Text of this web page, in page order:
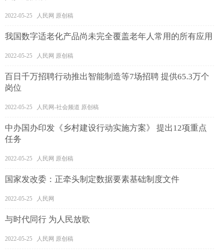
2022-05-25 人民网 原创稿
我国数字适老化产品尚未完全覆盖老年人常用的所有应用
2022-05-25 人民网 原创稿
百日千万招聘行动推出智能制造等7场招聘 提供65.3万个
岗位
2022-05-25 人民网-社会频道 原创稿
中办国办印发《乡村建设行动实施方案》 提出12项重点
任务
2022-05-25 人民网 原创稿
国家发改委：正牵头制定数据要素基础制度文件
2022-05-25 人民网
与时代同行 为人民放歌
2022-05-25 人民网 原创稿